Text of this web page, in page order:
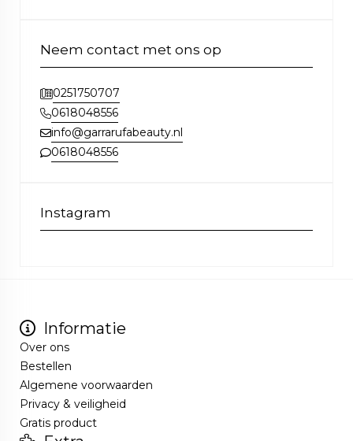
Neem contact met ons op
0251750707
0618048556
info@garrarufabeauty.nl
0618048556
Instagram
Informatie
Over ons
Bestellen
Algemene voorwaarden
Privacy & veiligheid
Gratis product